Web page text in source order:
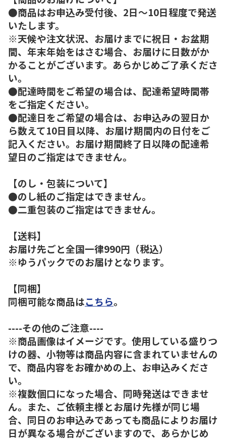
●商品はお申込み受付後、2日～10日程度で発送
いたします。
※天候や注文状況、お届けまでに祝日・お盆期
間、年末年始をはさむ場合、お届けに日数がか
かることがございます。あらかじめご了承くださ
い。
●配達時間をご希望の場合は、配達希望時間帯
をご指定ください。
●配達日をご希望の場合は、お申込みの翌日か
ら数えて10日目以降、お届け期間内の日付をご
記入ください。お届け期間終了日以降の配達希
望日のご指定はできません。
【のし・包装について】
●のし紙のご指定はできません。
●二重包装のご指定はできません。
【送料】
お届け先ごと全国一律990円（税込）
※ゆうパックでのお届けとなります。
【同梱】
同梱可能な商品はこちら。
----その他のご注意----
※商品画像はイメージです。使用している盛りつ
けの器、小物等は商品内容に含まれていませんの
で、商品内容をお確かめの上、お申込みくださ
い。
※複数個口になった場合、同時発送はできませ
ん。また、ご依頼主様とお届け先様が同じ場
合、同日のお申込みであっても商品によりお届け
日が異なる場合がございますので、あらかじめ